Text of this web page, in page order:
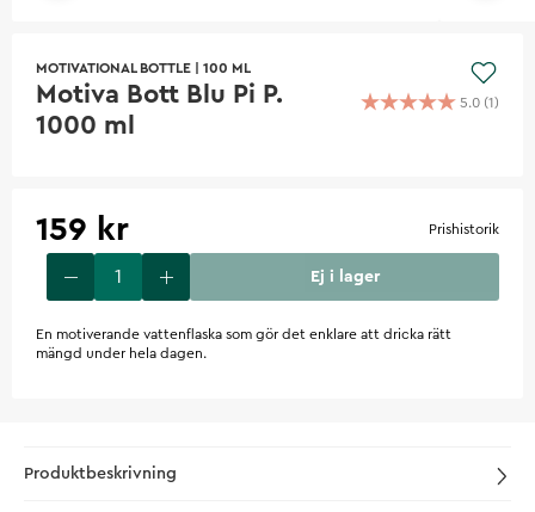
MOTIVATIONAL BOTTLE 100 ML
Motiva Bott Blu Pi P.
1000 ml
5.0 (1 )
159 kr Prishistorik
Ej i lager
En motiverande vattenflaska som gör det enklare att dricka rätt
mängd under hela dagen.
Produktbeskrivning